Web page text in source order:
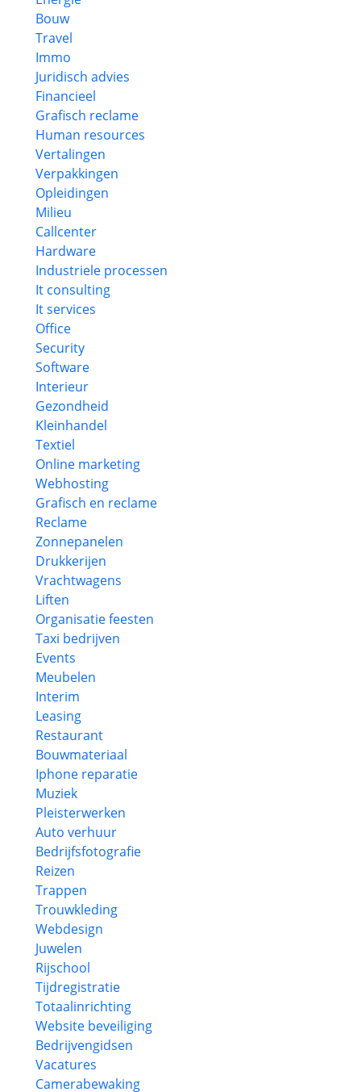
Bouw
Travel
Immo
Juridisch advies
Financieel
Grafisch reclame
Human resources
Vertalingen
Verpakkingen
Opleidingen
Milieu
Callcenter
Hardware
Industriele processen
It consulting
It services
Office
Security
Software
Interieur
Gezondheid
Kleinhandel
Textiel
Online marketing
Webhosting
Grafisch en reclame
Reclame
Zonnepanelen
Drukkerijen
Vrachtwagens
Liften
Organisatie feesten
Taxi bedrijven
Events
Meubelen
Interim
Leasing
Restaurant
Bouwmateriaal
Iphone reparatie
Muziek
Pleisterwerken
Auto verhuur
Bedrijfsfotografie
Reizen
Trappen
Trouwkleding
Webdesign
Juwelen
Rijschool
Tijdregistratie
Totaalinrichting
Website beveiliging
Bedrijvengidsen
Vacatures
Camerabewaking